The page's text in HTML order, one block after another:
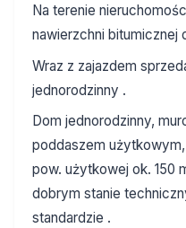
Na terenie
nawierzchni bitumicznej
Wraz z zajazdem
jednorodzinny .
Dom jednorodzinny,
poddaszem
pow. użytkowej ok. 150
dobrym stanie
standardzie .